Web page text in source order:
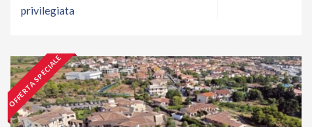
privilegiata
OFFERTA SPECIALE